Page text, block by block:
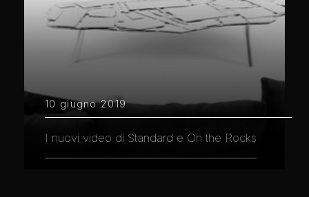
10 giugno 2019
I nuovi video di Standard e On the Rocks